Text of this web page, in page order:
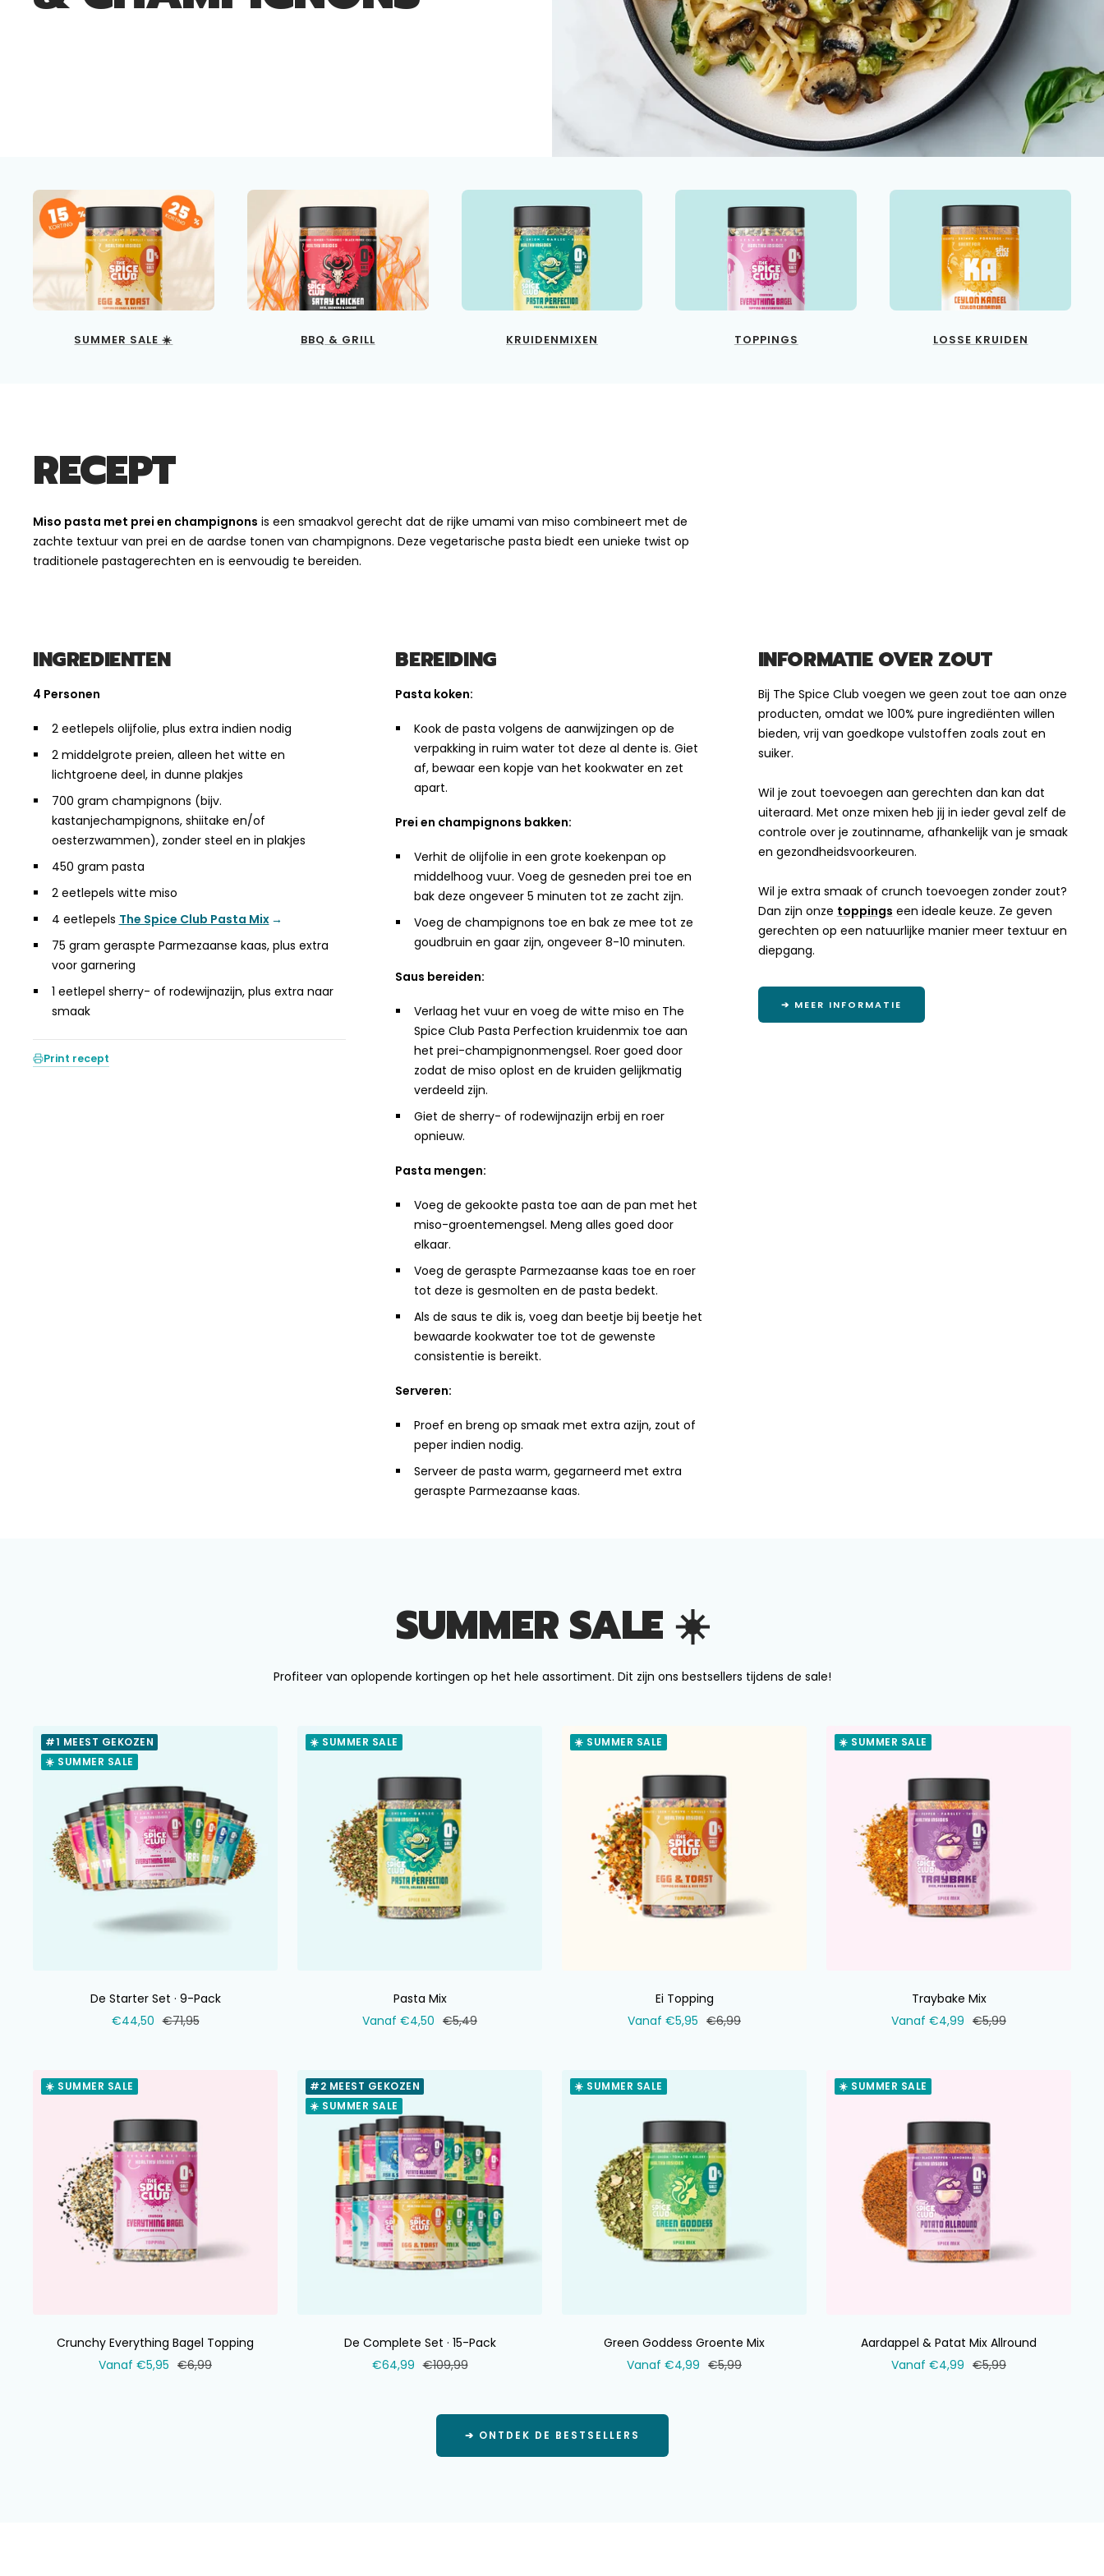
SUMMER SALE ☀️ BBQ & GRILL KRUIDENMIXEN TOPPINGS LOSSE KRUIDEN
RECEPT
Miso pasta met prei en champignons is een smaakvol gerecht dat de rijke umami van miso combineert met de
zachte textuur van prei en de aardse tonen van champignons. Deze vegetarische pasta biedt een unieke twist op
traditionele pastagerechten en is eenvoudig te bereiden.
INGREDIENTEN
4 Personen
2 eetlepels olijfolie, plus extra indien nodig​
2 middelgrote preien, alleen het witte en
lichtgroene deel, in dunne plakjes ​
700 gram champignons (bijv.
kastanjechampignons, shiitake en/of
oesterzwammen), zonder steel en in plakjes​
450 gram pasta​
2 eetlepels witte miso​
4 eetlepels The Spice Club Pasta Mix
75 gram geraspte Parmezaanse kaas, plus extra
voor garnering​
1 eetlepel sherry- of rodewijnazijn, plus extra naar
smaak
Print recept
BEREIDING
Pasta koken:
Kook de pasta volgens de aanwijzingen op de
verpakking in ruim water tot deze al dente is. Giet
af, bewaar een kopje van het kookwater en zet
apart.
Prei en champignons bakken:
Verhit de olijfolie in een grote koekenpan op
middelhoog vuur. Voeg de gesneden prei toe en
bak deze ongeveer 5 minuten tot ze zacht zijn.​
Voeg de champignons toe en bak ze mee tot ze
goudbruin en gaar zijn, ongeveer 8-10 minuten.
Saus bereiden:
Verlaag het vuur en voeg de witte miso en The
Spice Club Pasta Perfection kruidenmix toe aan
het prei-champignonmengsel. Roer goed door
zodat de miso oplost en de kruiden gelijkmatig
verdeeld zijn.​
Giet de sherry- of rodewijnazijn erbij en roer
opnieuw.
Pasta mengen:
Voeg de gekookte pasta toe aan de pan met het
miso-groentemengsel. Meng alles goed door
elkaar.​
Voeg de geraspte Parmezaanse kaas toe en roer
tot deze is gesmolten en de pasta bedekt.​
Als de saus te dik is, voeg dan beetje bij beetje het
bewaarde kookwater toe tot de gewenste
consistentie is bereikt.​
Serveren:
Proef en breng op smaak met extra azijn, zout of
peper indien nodig.​
Serveer de pasta warm, gegarneerd met extra
geraspte Parmezaanse kaas.
INFORMATIE OVER ZOUT
Bij The Spice Club voegen we geen zout toe aan onze
producten, omdat we 100% pure ingrediënten willen
bieden, vrij van goedkope vulstoffen zoals zout en
suiker.
Wil je zout toevoegen aan gerechten dan kan dat
uiteraard. Met onze mixen heb jij in ieder geval zelf de
controle over je zoutinname, afhankelijk van je smaak
en gezondheidsvoorkeuren.
Wil je extra smaak of crunch toevoegen zonder zout?
Dan zijn onze toppings een ideale keuze. Ze geven
gerechten op een natuurlijke manier meer textuur en
diepgang.
➔ MEER INFORMATIE
SUMMER SALE ☀️
Profiteer van oplopende kortingen op het hele assortiment. Dit zijn ons bestsellers tijdens de sale!
#1 MEEST GEKOZEN
☀️ SUMMER SALE
De Starter Set · 9-Pack
Verkoopprijs
€44,50 Normale
€71,95
☀️ SUMMER SALE
Pasta Mix
Verkoopprijs
Vanaf €4,50 Normale
€5,49
☀️ SUMMER SALE
Ei Topping
Verkoopprijs
Vanaf €5,95 Normale
€6,99
☀️ SUMMER SALE
Traybake Mix
Verkoopprijs
Vanaf €4,99 Normale
€5,99
☀️ SUMMER SALE
Crunchy Everything Bagel Topping
Verkoopprijs
Vanaf €5,95 Normale
€6,99
#2 MEEST GEKOZEN
☀️ SUMMER SALE
De Complete Set · 15-Pack
Verkoopprijs
€64,99 Normale
€109,99
☀️ SUMMER SALE
Green Goddess Groente Mix
Verkoopprijs
Vanaf €4,99 Normale
€5,99
☀️ SUMMER SALE
Aardappel & Patat Mix Allround
Verkoopprijs
Vanaf €4,99 Normale
€5,99
➔ ONTDEK DE BESTSELLERS